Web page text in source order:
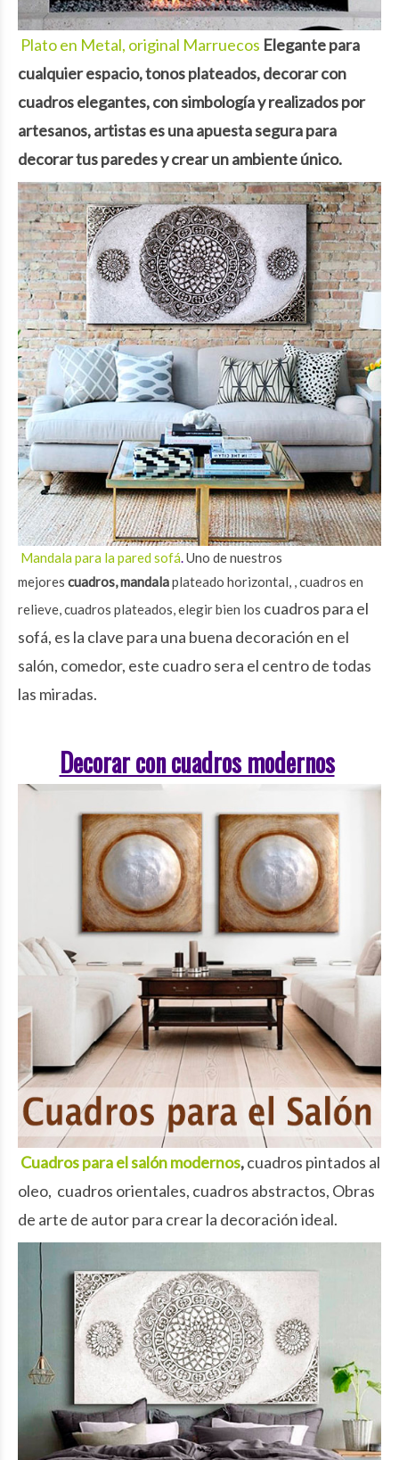
Plato en Metal, original Marruecos Elegante para
cualquier espacio, tonos plateados, decorar con
cuadros elegantes, consimbologíay realizados por
artesanos, artistas es una apuesta segura para
decorar tus paredes y crear un ambienteúnico.
Mandala para la pared sofá.Uno de nuestros
mejores cuadros, mandalaplateado horizontal, , cuadros en
relieve, cuadros plateados, elegir bien los cuadros para el
sofá, es la clave para una buena decoración en el
salón, comedor, este cuadro sera el centro de todas
las miradas.
Decorar con cuadros modernos
Cuadros para elsalónmodernos,cuadros pintados al
oleo, cuadros orientales, cuadros abstractos, Obras
de arte de autor para crear la decoración ideal.